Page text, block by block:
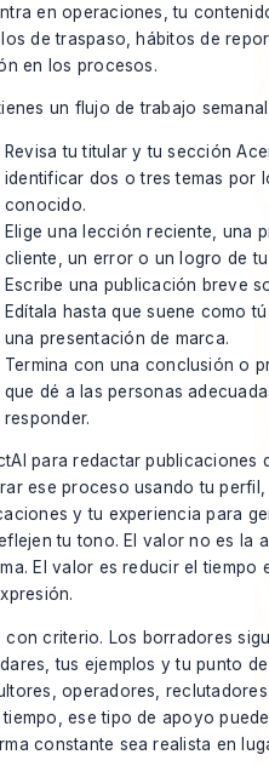
en operaciones, tu
de traspaso, hábitos de
en los procesos.
un flujo de trabajo
Revisa tu titular y tu sección
identificar dos o tres temas por
conocido.
Elige una lección reciente, una
cliente, un error o un logro de
Escribe una publicación breve
Edítala hasta que suene como
una presentación de marca.
Termina con una conclusión o
que dé a las personas
responder.
para redactar publicaciones
ese proceso usando tu
y tu experiencia para
tu tono. El valor no es la
El valor es reducir el tiempo
con criterio. Los borradores
tus ejemplos y tu punto
operadores,
ese tipo de apoyo
constante sea realista en